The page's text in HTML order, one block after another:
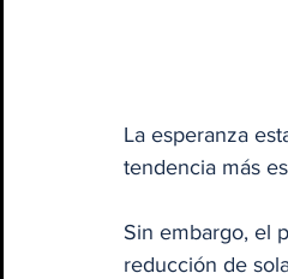
La esperanza
tendencia más
Sin embargo, el
reducción de